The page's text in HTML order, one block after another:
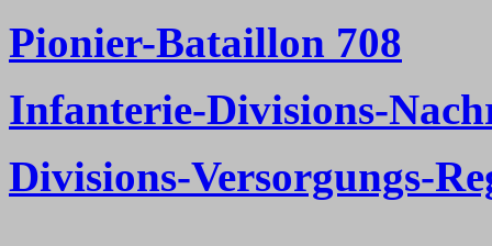
Pionier-Bataillon 708
Infanterie-Divisions-
Divisions-Versorgungs-